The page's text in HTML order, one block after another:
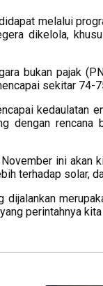
melalui
dikelola,
bukan pajak
sekitar 74-
kedaulatan
dengan rencana
ini akan
terhadap solar,
perintahnya